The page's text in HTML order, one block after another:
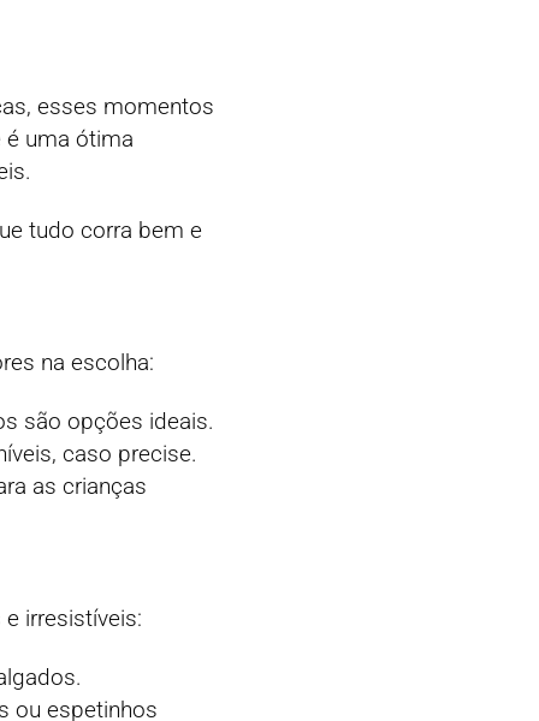
esses momentos
é uma ótima
tudo corra bem e
na escolha:
são opções ideais.
caso precise.
as crianças
irresistíveis:
ou espetinhos